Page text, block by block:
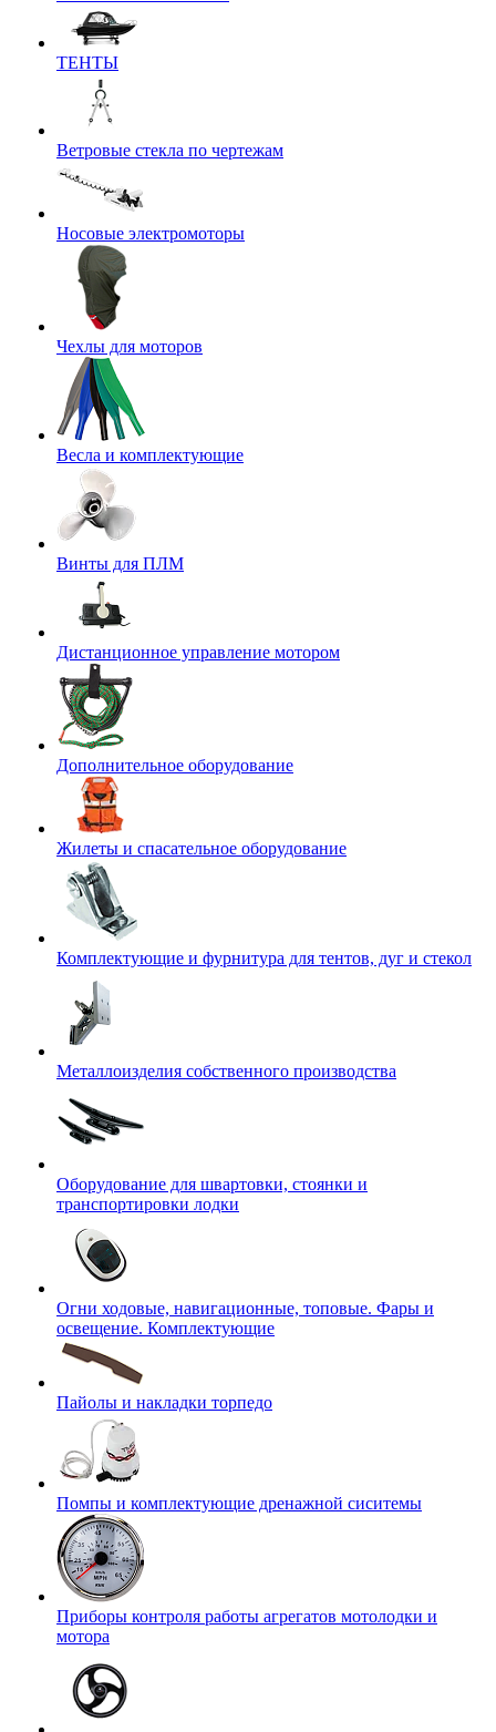
ТЕНТЫ
Ветровые стекла по чертежам
Носовые электромоторы
Чехлы для моторов
Весла и комплектующие
Винты для ПЛМ
Дистанционное управление мотором
Дополнительное оборудование
Жилеты и спасательное оборудование
Комплектующие и фурнитура для тентов, дуг и стекол
Металлоизделия собственного производства
Оборудование для швартовки, стоянки и
транспортировки лодки
Огни ходовые, навигационные, топовые. Фары и
освещение. Комплектующие
Пайолы и накладки торпедо
Помпы и комплектующие дренажной сиситемы
Приборы контроля работы агрегатов мотолодки и
мотора